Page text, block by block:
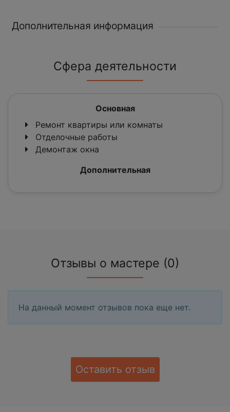
Дополнительная информация
Сфера деятельности
Основная
Ремонт квартиры или комнаты
Отделочные работы
Демонтаж окна
Дополнительная
Отзывы о мастере (0)
На данный момент отзывов пока еще нет.
Оставить отзыв